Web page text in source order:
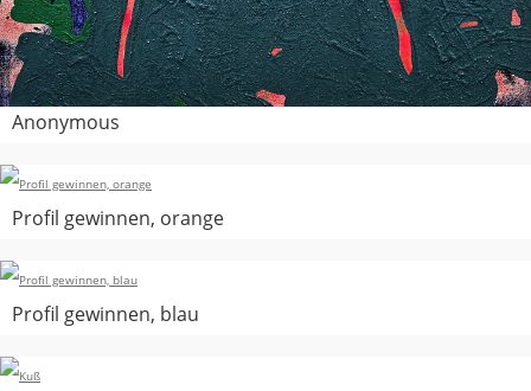
Anonymous
Profil gewinnen, orange
Profil gewinnen, blau